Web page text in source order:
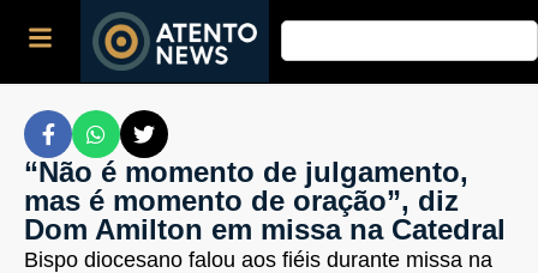
“Não é momento de julgamento,
mas é momento de oração”, diz
Dom Amilton em missa na Catedral
Bispo diocesano falou aos fiéis durante missa na